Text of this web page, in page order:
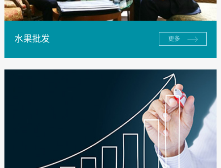
水果批发 更多